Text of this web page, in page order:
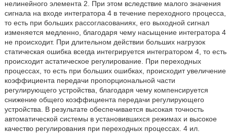
нелинейного элемента 2. При этом вследствие малого значения
сигнала на входе интегратора 4 в течение переходного процесса,
то есть при больших рассогласованиях, его выходной сигнал
изменяется медленно, благодаря чему насыщение интегратора 4
не происходит. При длительном действии больших нагрузок
статическая ошибка всегда интегрируется интегратором 4, то есть
происходит астатическое регулирование. При переходных
процессах, то есть при больших ошибках, происходит увеличение
коэффициента передачи пропорциональной части
регулирующего устройства, благодаря чему компенсируется
снижение общего коэффициента передачи регулирующего
устройства. В результате обеспечивается высокая точность
автоматической системы в установившихся режимах и высокое
качество регулирования при переходных процессах. 4 ил.